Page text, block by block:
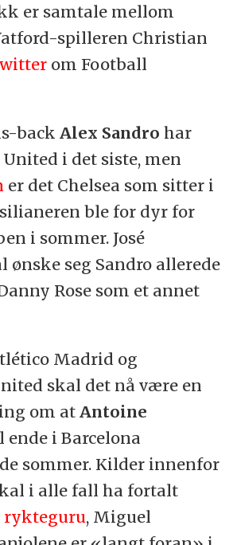
er samtale mellom
spilleren Christian
om Football
back Alex Sandro har
i det siste, men
er det Chelsea som sitter i
ble for dyr for
i sommer. José
ønske seg Sandro allerede
Rose som et annet
Madrid og
skal det nå være en
om atAntoine
ende i Barcelona
sommer. Kilder innenfor
i alle fall ha fortalt
rykteguru, Miguel